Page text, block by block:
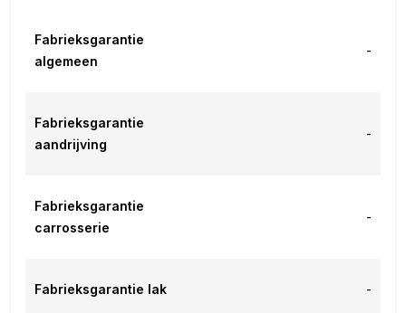
Fabrieksgarantie
algemeen
-
Fabrieksgarantie
aandrijving
-
Fabrieksgarantie
carrosserie
-
Fabrieksgarantie lak -